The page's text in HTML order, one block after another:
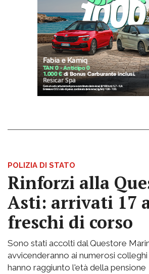
POLIZIA DI STATO
Rinforzi alla
Asti: arrivati 17
freschi di corso
Sono stati accolti dal Questore
avvicenderanno ai numerosi
hanno raggiunto l'età della pensione